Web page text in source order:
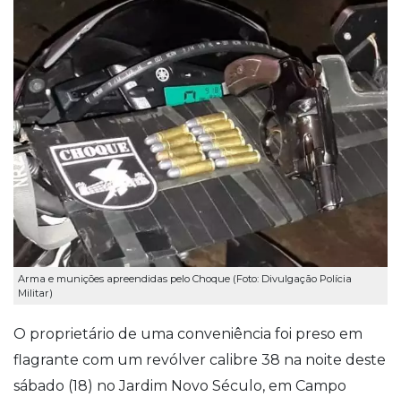
Arma e munições apreendidas pelo Choque (Foto: Divulgação Polícia
Militar)
O proprietário de uma conveniência foi preso em
flagrante com um revólver calibre 38 na noite deste
sábado (18) no Jardim Novo Século, em Campo